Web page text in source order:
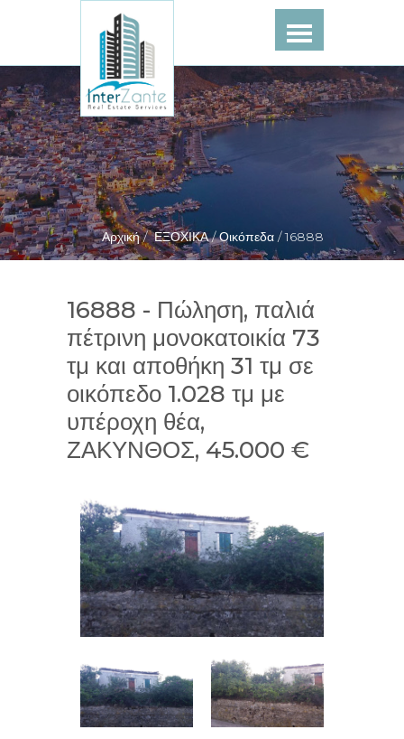
Αρχική / ΕΞΟΧΙΚΑ /Οικόπεδα /16888
16888 - Πώληση, παλιά
πέτρινη μονοκατοικία 73
τμ και αποθήκη 31 τμ σε
οικόπεδο 1.028 τμ με
υπέροχη θέα,
ΖΑΚΥΝΘΟΣ, 45.000 €